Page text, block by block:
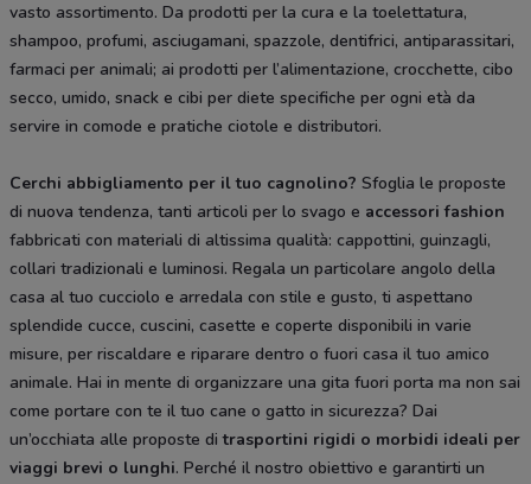
vasto assortimento. Da prodotti per la cura e la toelettatura,
shampoo, profumi, asciugamani, spazzole, dentifrici, antiparassitari,
farmaci per animali; ai prodotti per l’alimentazione, crocchette, cibo
secco, umido, snack e cibi per diete specifiche per ogni età da
servire in comode e pratiche ciotole e distributori.
Cerchi abbigliamento per il tuo cagnolino? Sfoglia le proposte
di nuova tendenza, tanti articoli per lo svago e accessori fashion
fabbricati con materiali di altissima qualità: cappottini, guinzagli,
collari tradizionali e luminosi. Regala un particolare angolo della
casa al tuo cucciolo e arredala con stile e gusto, ti aspettano
splendide cucce, cuscini, casette e coperte disponibili in varie
misure, per riscaldare e riparare dentro o fuori casa il tuo amico
animale. Hai in mente di organizzare una gita fuori porta ma non sai
come portare con te il tuo cane o gatto in sicurezza? Dai
un’occhiata alle proposte ditrasportini rigidi o morbidi ideali per
viaggi brevi o lunghi. Perché il nostro obiettivo e garantirti un